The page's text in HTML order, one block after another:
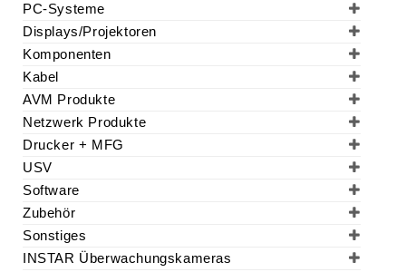
PC-Systeme
Displays/Projektoren
Komponenten
Kabel
AVM Produkte
Netzwerk Produkte
Drucker + MFG
USV
Software
Zubehör
Sonstiges
INSTAR Überwachungskameras